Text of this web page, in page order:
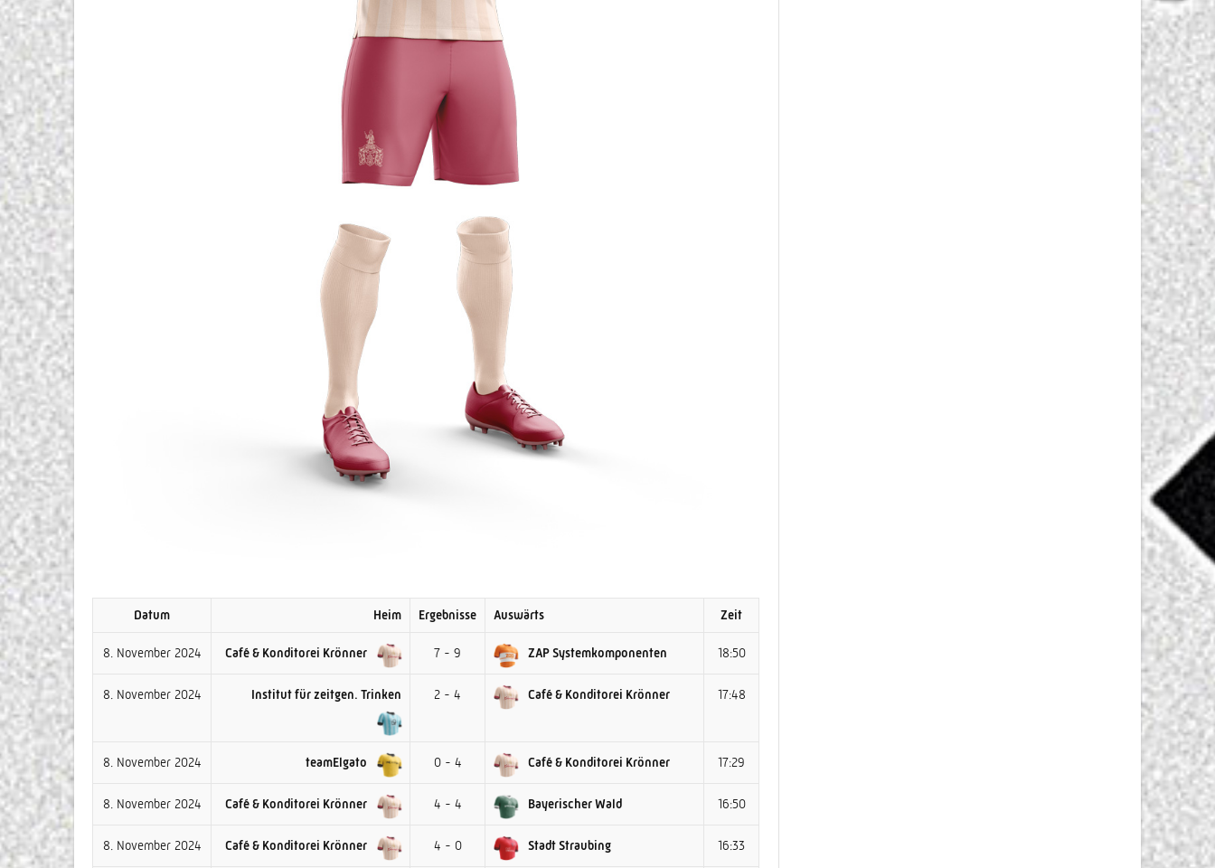
Datum Heim Ergebnisse Auswärts Zeit
8. November 2024 Café & Konditorei Krönner 7 - 9 ZAP Systemkomponenten 18:50
8. November 2024 Institut für zeitgen. Trinken 2 - 4 Café & Konditorei Krönner 17:48
8. November 2024 teamElgato 0 - 4 Café & Konditorei Krönner 17:29
8. November 2024 Café & Konditorei Krönner 4 - 4 Bayerischer Wald 16:50
8. November 2024 Café & Konditorei Krönner 4 - 0 Stadt Straubing 16:33